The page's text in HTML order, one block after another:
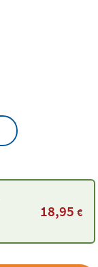
18,95€